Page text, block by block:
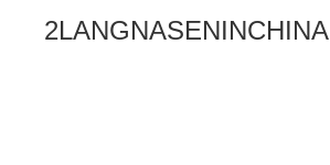
2LANGNASENINCHINA